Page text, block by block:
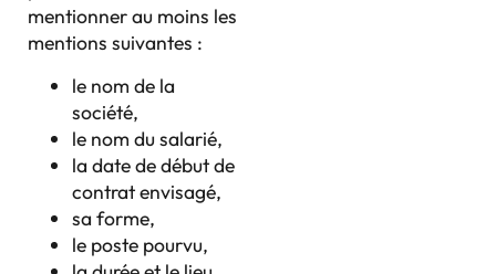
mentionner au moins les
mentions suivantes :
le nom de la
société,
le nom du salarié,
la date de début de
contrat envisagé,
sa forme,
le poste pourvu,